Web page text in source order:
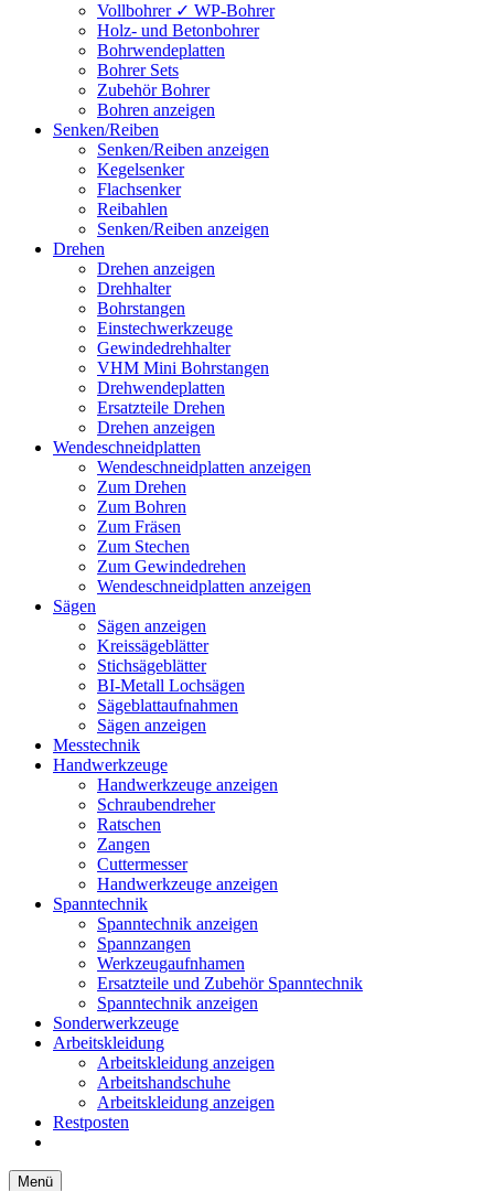
Vollbohrer ✓ WP-Bohrer
Holz- und Betonbohrer
Bohrwendeplatten
Bohrer Sets
Zubehör Bohrer
Bohren anzeigen
Senken/Reiben
Senken/Reiben anzeigen
Kegelsenker
Flachsenker
Reibahlen
Senken/Reiben anzeigen
Drehen
Drehen anzeigen
Drehhalter
Bohrstangen
Einstechwerkzeuge
Gewindedrehhalter
VHM Mini Bohrstangen
Drehwendeplatten
Ersatzteile Drehen
Drehen anzeigen
Wendeschneidplatten
Wendeschneidplatten anzeigen
Zum Drehen
Zum Bohren
Zum Fräsen
Zum Stechen
Zum Gewindedrehen
Wendeschneidplatten anzeigen
Sägen
Sägen anzeigen
Kreissägeblätter
Stichsägeblätter
BI-Metall Lochsägen
Sägeblattaufnahmen
Sägen anzeigen
Messtechnik
Handwerkzeuge
Handwerkzeuge anzeigen
Schraubendreher
Ratschen
Zangen
Cuttermesser
Handwerkzeuge anzeigen
Spanntechnik
Spanntechnik anzeigen
Spannzangen
Werkzeugaufnhamen
Ersatzteile und Zubehör Spanntechnik
Spanntechnik anzeigen
Sonderwerkzeuge
Arbeitskleidung
Arbeitskleidung anzeigen
Arbeitshandschuhe
Arbeitskleidung anzeigen
Restposten
Menü